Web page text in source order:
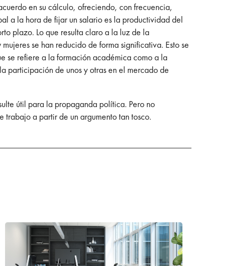
en su cálculo, ofreciendo, con frecuencia,
a la hora de fijar un salario es la productividad del
plazo. Lo que resulta claro a la luz de la
se han reducido de forma significativa. Esto se
se refiere a la formación académica como a la
participación de unos y otras en el mercado de
útil para la propaganda política. Pero no
a partir de un argumento tan tosco.